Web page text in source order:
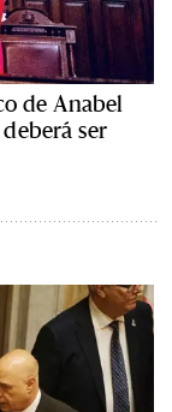
de Anabel
ser